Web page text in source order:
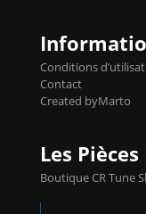
Conditions
Contact
Created byMarto
Les
Boutique CR Tune